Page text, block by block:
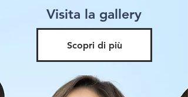
Visita la gallery
Scopri di più